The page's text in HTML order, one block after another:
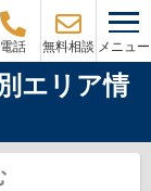
電話 無料相談 メニュー
エリア情